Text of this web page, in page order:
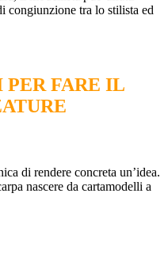
congiunzione tra lo stilista ed
FARE IL
di rendere concreta un’idea.
nascere da cartamodelli a